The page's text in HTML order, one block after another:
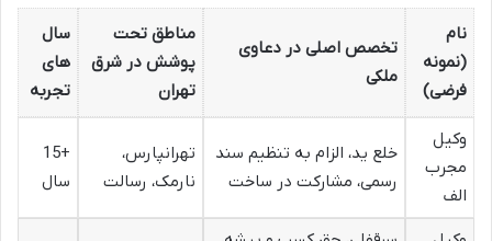
نام
(نمونه
فرضی)
تخصص اصلی در دعاوی
ملکی
مناطق تحت
پوشش در شرق
تهران
سال
های
تجربه
وکیل
مجرب
الف
خلع ید، الزام به تنظیم سند
رسمی، مشارکت در ساخت
تهرانپارس،
نارمک، رسالت
+15
سال